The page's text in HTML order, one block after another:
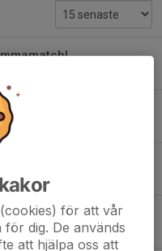
för att vår
dig. De används
att hjälpa oss att